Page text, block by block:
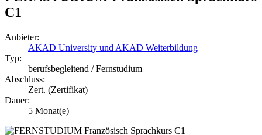
C1
Anbieter:
AKAD University und AKAD Weiterbildung
Typ:
berufsbegleitend / Fernstudium
Abschluss:
Zert. (Zertifikat)
Dauer:
5 Monat(e)